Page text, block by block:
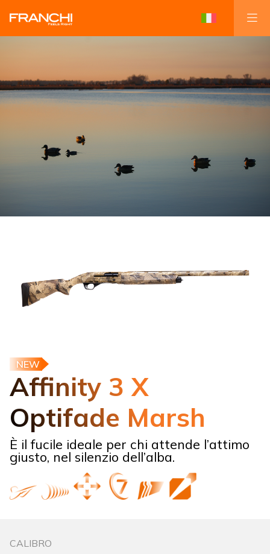
NEW
Affinity 3 X
Optifade Marsh
È il fucile ideale per chi attende l’attimo
giusto, nel silenzio dell’alba.
CALIBRO